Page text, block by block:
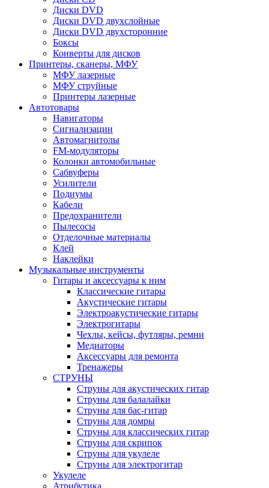
Диски DVD
Диски DVD двухслойные
Диски DVD двухсторонние
Боксы
Конверты для дисков
Принтеры, сканеры, МФУ
МФУ лазерные
МФУ струйные
Принтеры лазерные
Автотовары
Навигаторы
Сигнализации
Автомагнитолы
FM-модуляторы
Колонки автомобильные
Сабвуферы
Усилители
Подиумы
Кабели
Предохранители
Пылесосы
Отделочные материалы
Клей
Наклейки
Музыкальные инструменты
Гитары и аксессуары к ним
Классические гитары
Акустические гитары
Электроакустические гитары
Электрогитары
Чехлы, кейсы, футляры, ремни
Медиаторы
Аксессуары для ремонта
Тренажеры
СТРУНЫ
Струны для акустических гитар
Струны для балалайки
Струны для бас-гитар
Струны для домры
Струны для классических гитар
Струны для скрипок
Струны для укулеле
Струны для электрогитар
Укулеле
Атрибутика